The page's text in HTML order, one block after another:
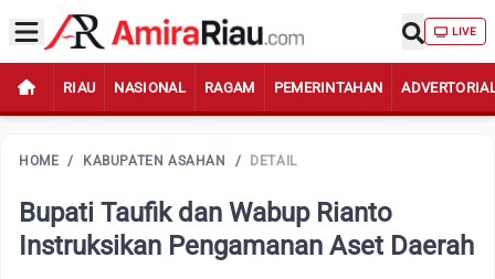
LIVE
RIAU NASIONAL RAGAM PEMERINTAHAN
HOME / KABUPATEN ASAHAN / DETAIL
Bupati Taufik dan Wabup Rianto
Instruksikan Pengamanan Aset Daerah